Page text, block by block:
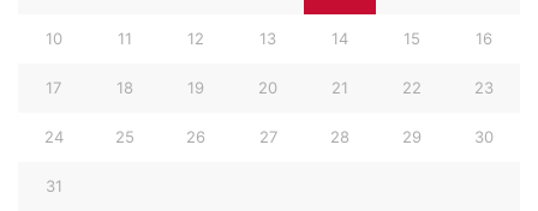
10 11 12 13 14 15 16
17 18 19 20 21 22 23
24 25 26 27 28 29 30
31